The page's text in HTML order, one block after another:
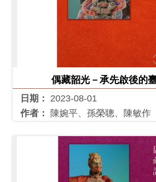
偶藏韶光－承先啟後的
日期：
2023-08-01
作者：
陳婉平、孫榮聰、陳敏作